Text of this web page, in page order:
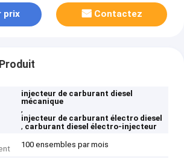
prix Contactez
injecteur de carburant diesel
mécanique
,
injecteur de carburant électro diesel
, carburant diesel électro-injecteur
100 ensembles par mois